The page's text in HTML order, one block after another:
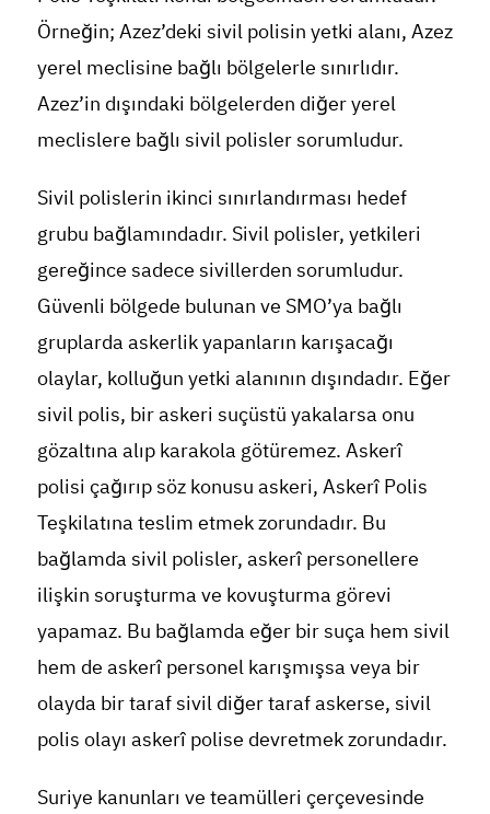
Örneğin; Azez’deki sivil polisin yetki alanı, Azez
yerel meclisine bağlı bölgelerle sınırlıdır.
Azez’in dışındaki bölgelerden diğer yerel
meclislere bağlı sivil polisler sorumludur.
Sivil polislerin ikinci sınırlandırması hedef
grubu bağlamındadır. Sivil polisler, yetkileri
gereğince sadece sivillerden sorumludur.
Güvenli bölgede bulunan ve SMO’ya bağlı
gruplarda askerlik yapanların karışacağı
olaylar, kolluğun yetki alanının dışındadır. Eğer
sivil polis, bir askeri suçüstü yakalarsa onu
gözaltına alıp karakola götüremez. Askerî
polisi çağırıp söz konusu askeri, Askerî Polis
Teşkilatına teslim etmek zorundadır. Bu
bağlamda sivil polisler, askerî personellere
ilişkin soruşturma ve kovuşturma görevi
yapamaz. Bu bağlamda eğer bir suça hem sivil
hem de askerî personel karışmışsa veya bir
olayda bir taraf sivil diğer taraf askerse, sivil
polis olayı askerî polise devretmek zorundadır.
Suriye kanunları ve teamülleri çerçevesinde